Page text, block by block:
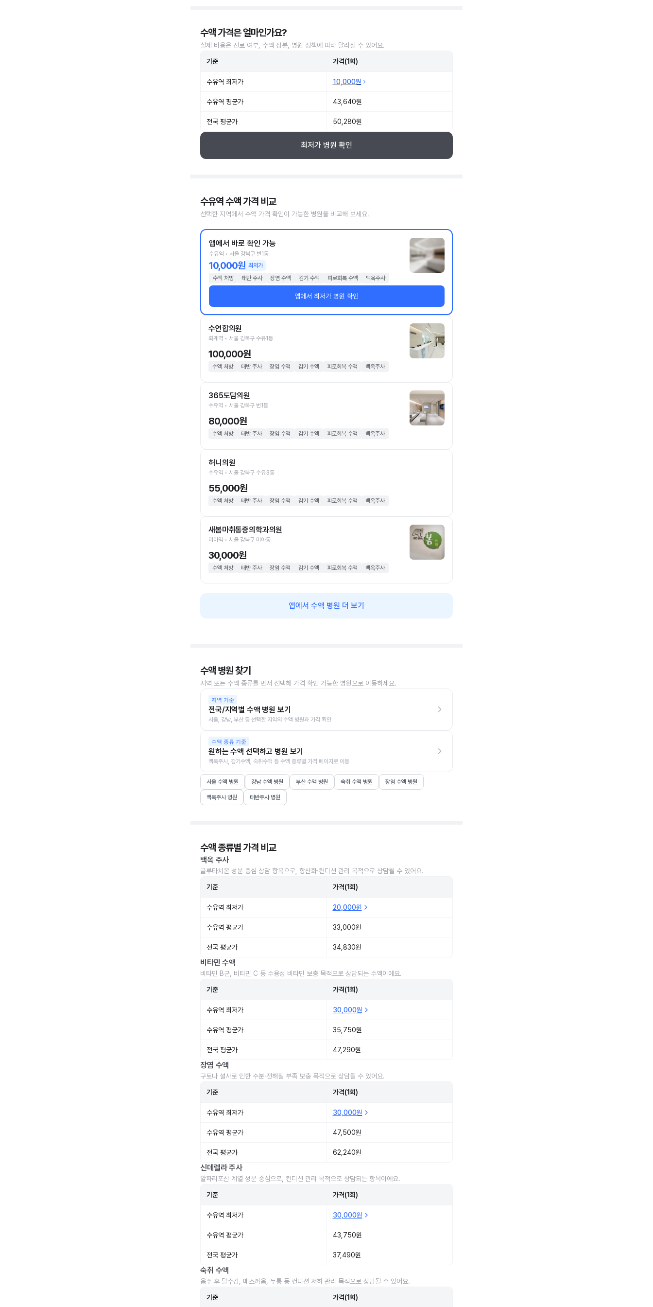
수액 가격은 얼마인가요?
실제 비용은 진료 여부, 수액 성분, 병원 정책에 따라 달라질 수 있어요.
기준 가격(1회)
수유역 최저가 10,000원
수유역 평균가 43,640원
전국 평균가 50,280원
최저가 병원 확인
수유역 수액 가격 비교
선택한 지역에서 수액 가격 확인이 가능한 병원을 비교해 보세요.
앱에서 바로 확인 가능
수유역 • 서울 강북구 번1동
10,000원 최저가
수액 처방
태반 주사 장염 수액 감기 수액 피로회복 수액 백옥주사
앱에서 최저가 병원 확인
수연합의원
화계역 • 서울 강북구 수유1동
100,000원
수액 처방 태반 주사 장염 수액 감기 수액 피로회복 수액 백옥주사
365도담의원
수유역 • 서울 강북구 번1동
80,000원
수액 처방 태반 주사 장염 수액 감기 수액 피로회복 수액 백옥주사
허니의원
수유역 • 서울 강북구 수유3동
55,000원
수액 처방 태반 주사 장염 수액 감기 수액 피로회복 수액 백옥주사
새봄마취통증의학과의원
미아역 • 서울 강북구 미아동
30,000원
수액 처방 태반 주사 장염 수액 감기 수액 피로회복 수액 백옥주사
앱에서 수액 병원 더 보기
수액 병원 찾기
지역 또는 수액 종류를 먼저 선택해 가격 확인 가능한 병원으로 이동하세요.
지역 기준
전국/지역별 수액 병원 보기
서울, 강남, 부산 등 선택한 지역의 수액 병원과 가격 확인
수액 종류 기준
원하는 수액 선택하고 병원 보기
백옥주사, 감기수액, 숙취수액 등 수액 종류별 가격 페이지로 이동
서울 수액 병원 강남 수액 병원 부산 수액 병원 숙취 수액 병원 장염 수액 병원
백옥주사 병원 태반주사 병원
수액 종류별 가격 비교
백옥 주사
글루타치온 성분 중심 상담 항목으로, 항산화·컨디션 관리 목적으로 상담될 수 있어요.
기준 가격(1회)
수유역 최저가 20,000원
수유역 평균가 33,000원
전국 평균가 34,830원
비타민 수액
비타민 B군, 비타민 C 등 수용성 비타민 보충 목적으로 상담되는 수액이에요.
기준 가격(1회)
수유역 최저가 30,000원
수유역 평균가 35,750원
전국 평균가 47,290원
장염 수액
구토나 설사로 인한 수분·전해질 부족 보충 목적으로 상담될 수 있어요.
기준 가격(1회)
수유역 최저가 30,000원
수유역 평균가 47,500원
전국 평균가 62,240원
신데렐라 주사
알파리포산 계열 성분 중심으로, 컨디션 관리 목적으로 상담되는 항목이에요.
기준 가격(1회)
수유역 최저가 30,000원
수유역 평균가 43,750원
전국 평균가 37,490원
숙취 수액
음주 후 탈수감, 메스꺼움, 두통 등 컨디션 저하 관리 목적으로 상담될 수 있어요.
기준 가격(1회)